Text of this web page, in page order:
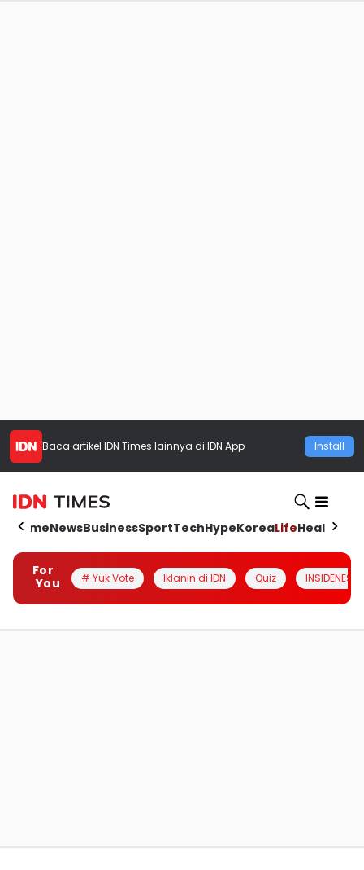
Baca artikel IDN Times lainnya di IDN App Install
HomeNewsBusinessSportTechHypeKoreaLifeHealth
For
You
# Yuk Vote Iklanin di IDN Quiz INSIDENESIA